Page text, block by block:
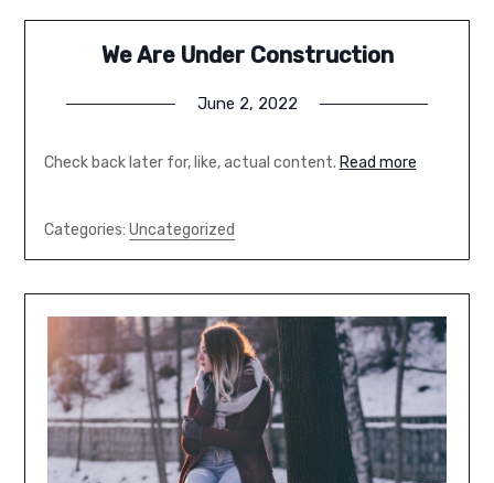
We Are Under Construction
June 2, 2022
Check back later for, like, actual content. Read more
Categories: Uncategorized